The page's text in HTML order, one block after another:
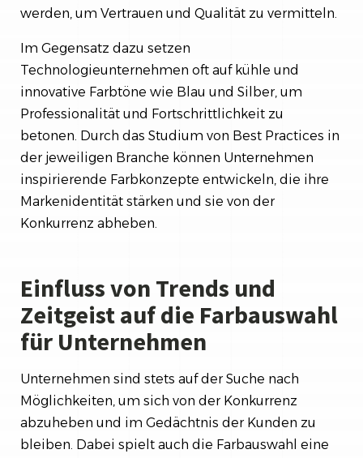
werden, um Vertrauen und Qualität zu vermitteln.
Im Gegensatz dazu setzen
Technologieunternehmen oft auf kühle und
innovative Farbtöne wie Blau und Silber, um
Professionalität und Fortschrittlichkeit zu
betonen. Durch das Studium von Best Practices in
der jeweiligen Branche können Unternehmen
inspirierende Farbkonzepte entwickeln, die ihre
Markenidentität stärken und sie von der
Konkurrenz abheben.
Einfluss von Trends und
Zeitgeist auf die Farbauswahl
für Unternehmen
Unternehmen sind stets auf der Suche nach
Möglichkeiten, um sich von der Konkurrenz
abzuheben und im Gedächtnis der Kunden zu
bleiben. Dabei spielt auch die Farbauswahl eine